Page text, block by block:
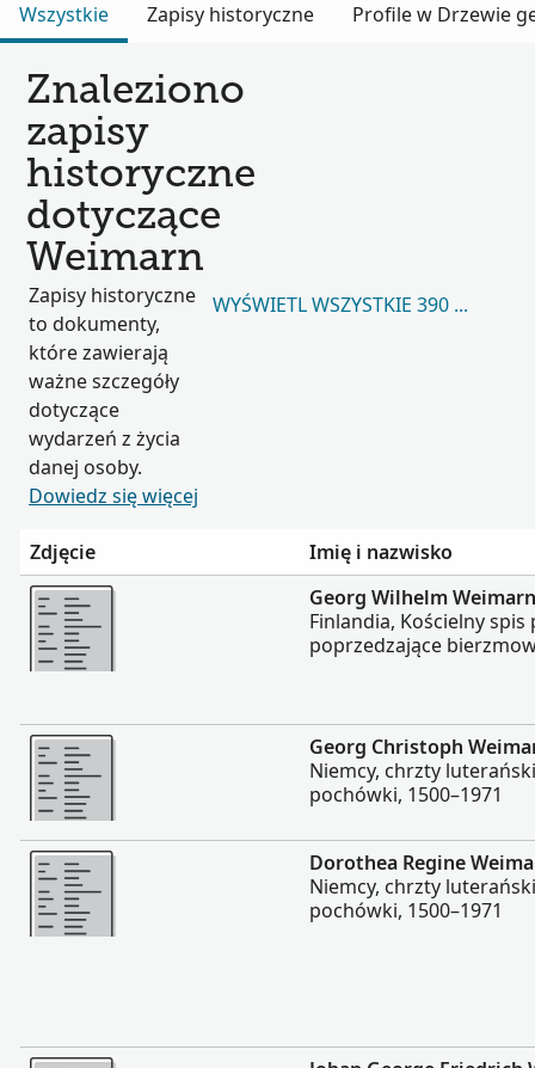
Wszystkie
Zapisy historyczne Profile w Drzewie
Znaleziono
zapisy
historyczne
dotyczące
Weimarn
Zapisy historyczne
to dokumenty,
które zawierają
ważne szczegóły
dotyczące
wydarzeń z życia
danej osoby.
Dowiedz się więcej
WYŚWIETL WSZYSTKIE 390 261
Zdjęcie
Imię i nazwisko
Więcej
Georg Wilhelm Weimarn
Finlandia, Kościelny
poprzedzające
Więcej
Georg Christoph
Niemcy, chrzty
pochówki, 1500–1971
Więcej
Dorothea Regine
Niemcy, chrzty
pochówki, 1500–1971
Więcej